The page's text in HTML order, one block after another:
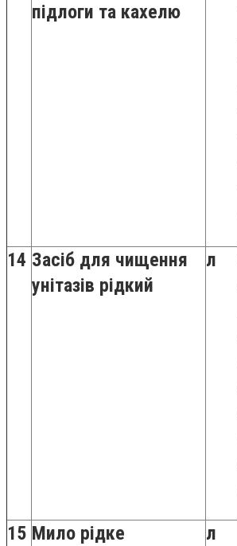
підлоги та кахелю
14 Засіб для чищення
унітазів рідкий
л
15 Мило рідке л